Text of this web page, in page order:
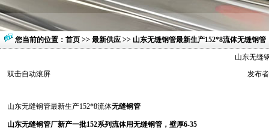
您当前的位置： 首页 >> 最新供应 >> 山东无缝钢管最新生产152*8流体无缝钢管
山东无缝
双击自动滚屏
发布
山东无缝钢管最新生产152*8流体无缝钢管
山东无缝钢管厂新产一批152系列流体用无缝钢管，壁厚6-35